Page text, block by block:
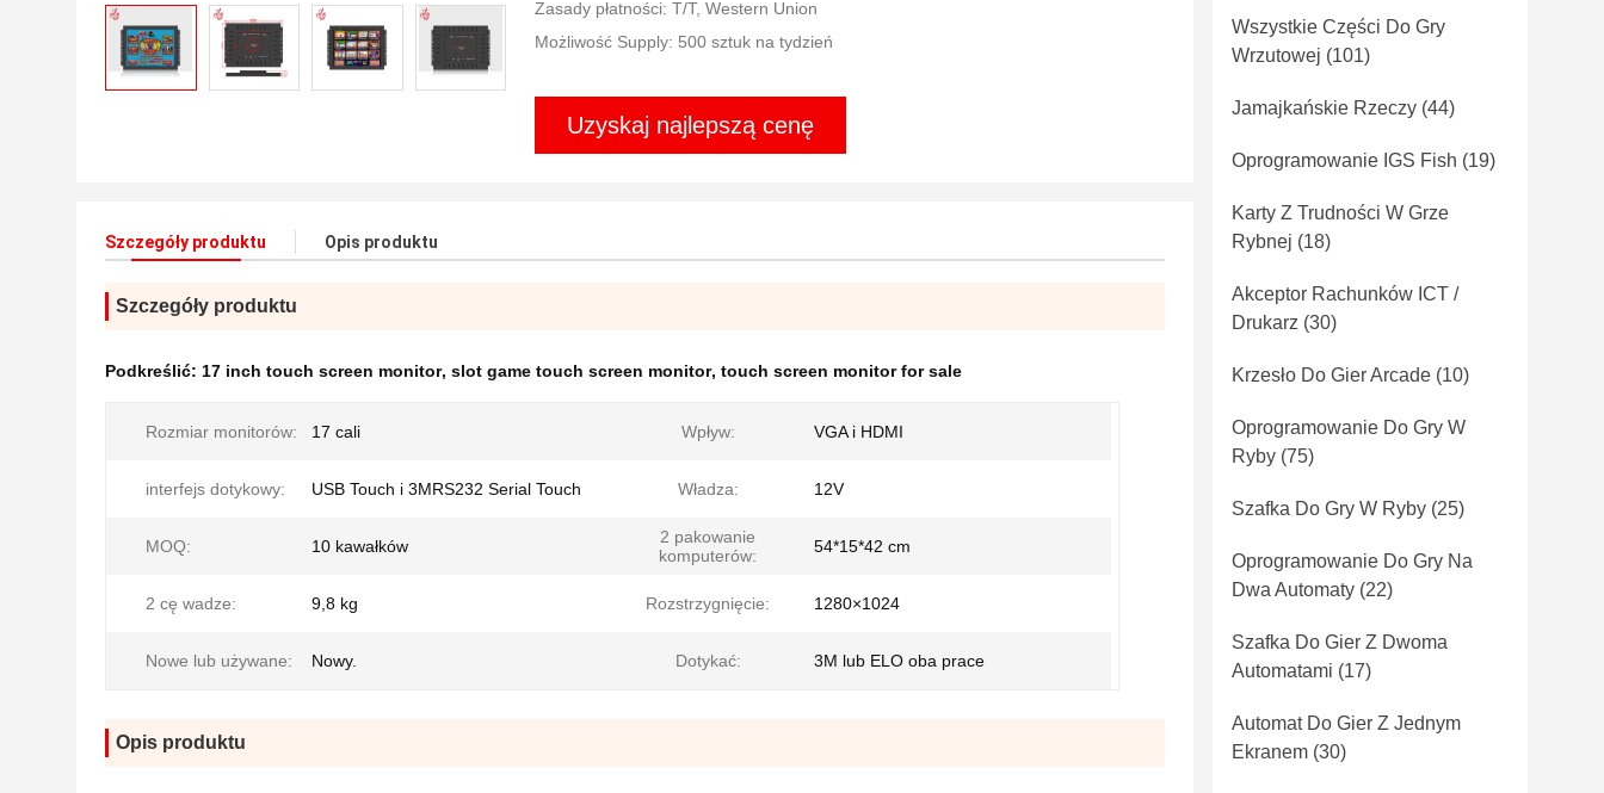
Zasady płatności: T/T, Western Union
Możliwość Supply: 500 sztuk na tydzień
Uzyskaj najlepszą cenę
Szczegóły produktu Opis produktu
Szczegóły produktu
Podkreślić: 17 inch touch screen monitor, slot game touch screen monitor, touch screen monitor for sale
Rozmiar monitorów: 17 cali Wpływ: VGA i HDMI
interfejs dotykowy: USB Touch i 3MRS232 Serial Touch Władza: 12V
MOQ: 10 kawałków
2 pakowanie
komputerów:
54*15*42 cm
2 cę wadze: 9,8 kg Rozstrzygnięcie: 1280×1024
Nowe lub używane: Nowy. Dotykać: 3M lub ELO oba prace
Opis produktu
Wszystkie Części Do Gry
Wrzutowej (101)
Jamajkańskie Rzeczy (44)
Oprogramowanie IGS Fish (19)
Karty Z Trudności W Grze
Rybnej (18)
Akceptor Rachunków ICT /
Drukarz (30)
Krzesło Do Gier Arcade (10)
Oprogramowanie Do Gry W
Ryby (75)
Szafka Do Gry W Ryby (25)
Oprogramowanie Do Gry Na
Dwa Automaty (22)
Szafka Do Gier Z Dwoma
Automatami (17)
Automat Do Gier Z Jednym
Ekranem (30)